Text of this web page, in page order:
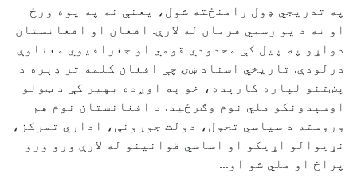
په تدریجي ډول رامنځته شول، یعنې نه په یوه ورځ
او نه د یو رسمي فرمان له لارې. افغان او افغانستان
دواړو په پیل کې محدودي قومي او جغرافیوي معناوې
درلودې. تاریخي اسناد ښۍ چې افغان کلمه تر ډېره د
پښتنو لپاره کارېده، خو په اوږده بهیر کې د ټولو
اوسېدونکو ملي نوم وګرځید. د افغانستان نوم هم
وروسته د سیاسي تحول، دولت جوړونې، اداري تمرکز،
نړیوالو اړیکو او اساسي قوانینو له لارې ورو ورو
پراخ او ملي شو او...